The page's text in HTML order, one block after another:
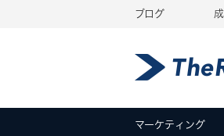
ブログ
マーケティング